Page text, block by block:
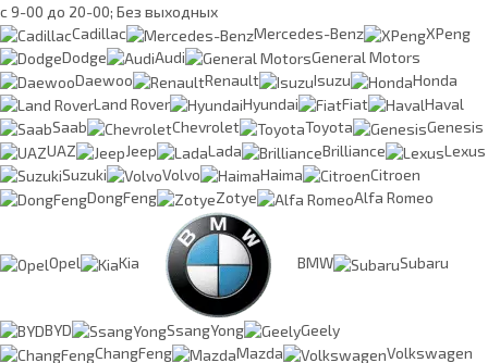
с 9-00 до 20-00; Без выходных
Cadillac
Mercedes-Benz
XPeng
Dodge
Audi
General Motors
Daewoo
Renault Isuzu
Honda
Land Rover
Hyundai Fiat
Haval
Saab
Chevrolet Toyota
Genesis
UAZ
Jeep Lada Brilliance
Lexus
Suzuki
Volvo Haima
Citroen
DongFeng
Zotye Alfa Romeo
Opel Kia BMW Subaru
BYD SsangYong
Geely
ChangFeng
Mazda Volkswagen